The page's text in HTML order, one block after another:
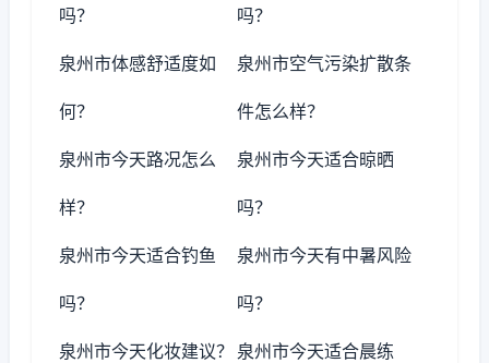
吗？ 吗？
泉州市体感舒适度如
何？
泉州市空气污染扩散条
件怎么样？
泉州市今天路况怎么
样？
泉州市今天适合晾晒
吗？
泉州市今天适合钓鱼
吗？
泉州市今天有中暑风险
吗？
泉州市今天化妆建议？ 泉州市今天适合晨练